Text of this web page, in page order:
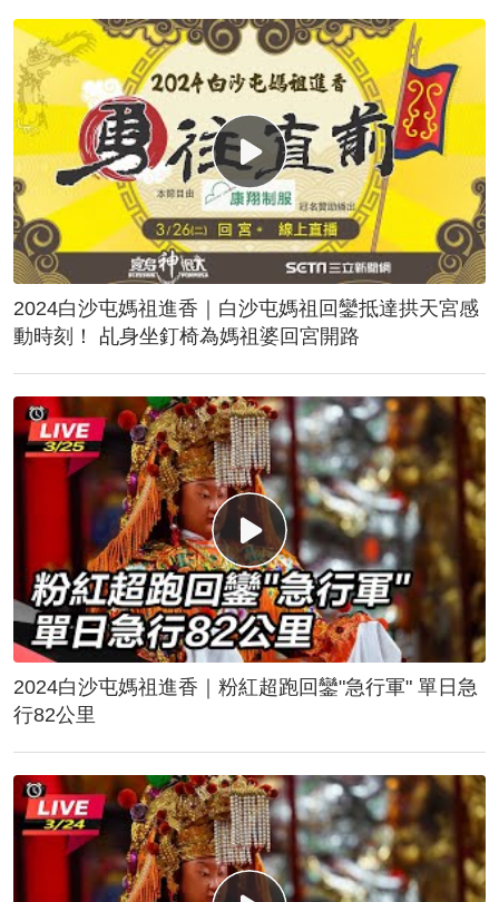
2024白沙屯媽祖進香｜白沙屯媽祖回鑾抵達拱天宮感
動時刻！ 乩身坐釘椅為媽祖婆回宮開路
2024白沙屯媽祖進香｜粉紅超跑回鑾"急行軍" 單日急
行82公里